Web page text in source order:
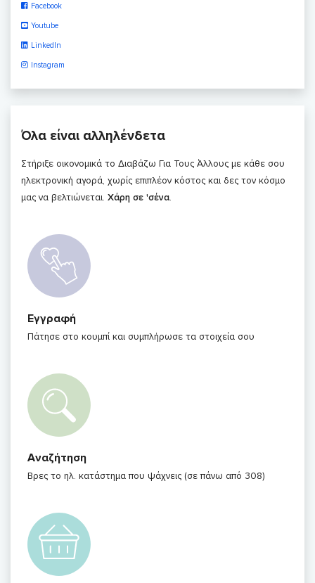
Facebook
Youtube
LinkedIn
Instagram
Όλα είναι αλληλένδετα
Στήριξε οικονομικά το Διαβάζω Για Τους Άλλους με κάθε σου
ηλεκτρονική αγορά, χωρίς επιπλέον κόστος και δες τον κόσμο
μας να βελτιώνεται. Χάρη σε 'σένα.
Εγγραφή
Πάτησε στο κουμπί και συμπλήρωσε τα στοιχεία σου
Αναζήτηση
Βρες το ηλ. κατάστημα που ψάχνεις (σε πάνω από 308)